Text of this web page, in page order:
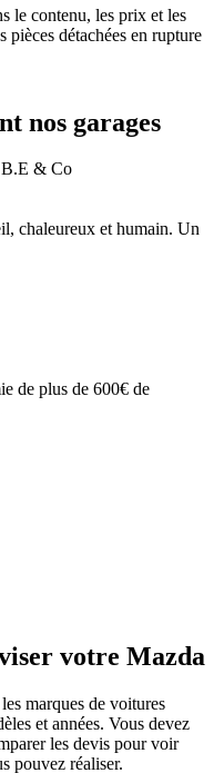
le contenu, les prix et les
détachées en rupture
nos garages
& Co
chaleureux et humain. Un
de plus de 600€ de
votre Mazda
marques de voitures
et années. Vous devez
les devis pour voir
pouvez réaliser.